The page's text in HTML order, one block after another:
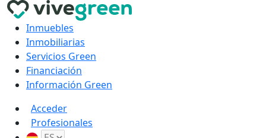
Inmuebles
Inmobiliarias
Servicios Green
Financiación
Información Green
Acceder
Profesionales